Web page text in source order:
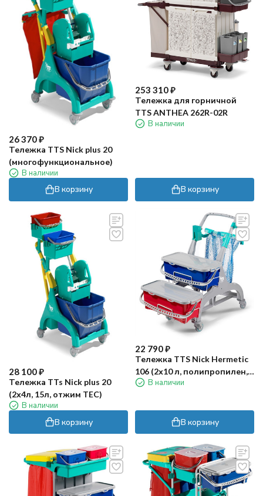
26 370₽
Тележка TTS Nick plus 20
(многофункциональное)
В наличии
В корзину
253 310₽
Тележка для горничной
TTS ANTHEA 262R-02R
В наличии
В корзину
28 100₽
Тележка TTs Nick plus 20
(2х4л, 15л, отжим TEC)
В наличии
В корзину
22 790₽
Тележка TTS Nick Hermetic
106 (2х10 л, полипропилен,
серый)
В наличии
В корзину